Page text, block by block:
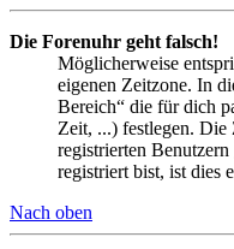
Die Forenuhr geht falsch!
Möglicherweise
eigenen Zeitzone. In
Bereich“ die für dich
Zeit, ...) festlegen. Die
registrierten
registriert bist, ist dies
Nach oben